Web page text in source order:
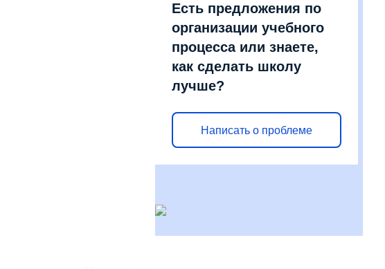
Есть предложения по
организации учебного
процесса или знаете,
как сделать школу
лучше?
Написать о проблеме